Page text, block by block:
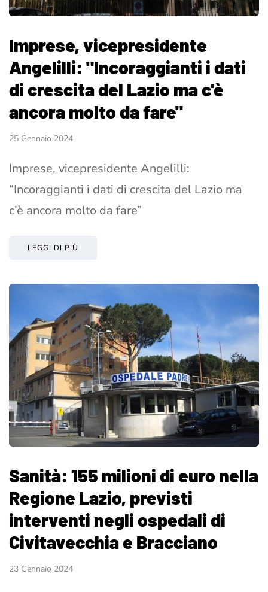
Imprese, vicepresidente
Angelilli: "Incoraggianti i dati
di crescita del Lazio ma c'è
ancora molto da fare"
25 Gennaio 2024
Imprese, vicepresidente Angelilli:
“Incoraggianti i dati di crescita del Lazio ma
c’è ancora molto da fare”
LEGGI DI PIÙ
Sanità: 155 milioni di euro nella
Regione Lazio, previsti
interventi negli ospedali di
Civitavecchia e Bracciano
23 Gennaio 2024